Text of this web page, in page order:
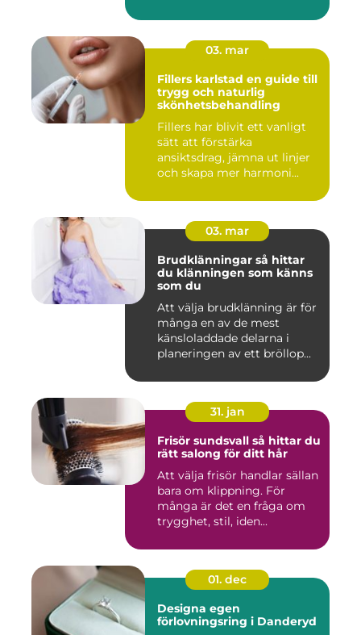
03. mar
Fillers karlstad en guide till
trygg och naturlig
skönhetsbehandling
Fillers har blivit ett vanligt
sätt att förstärka
ansiktsdrag, jämna ut linjer
och skapa mer harmoni...
03. mar
Brudklänningar så hittar
du klänningen som känns
som du
Att välja brudklänning är för
många en av de mest
känsloladdade delarna i
planeringen av ett bröllop...
31. jan
Frisör sundsvall så hittar du
rätt salong för ditt hår
Att välja frisör handlar sällan
bara om klippning. För
många är det en fråga om
trygghet, stil, iden...
01. dec
Designa egen
förlovningsring i Danderyd